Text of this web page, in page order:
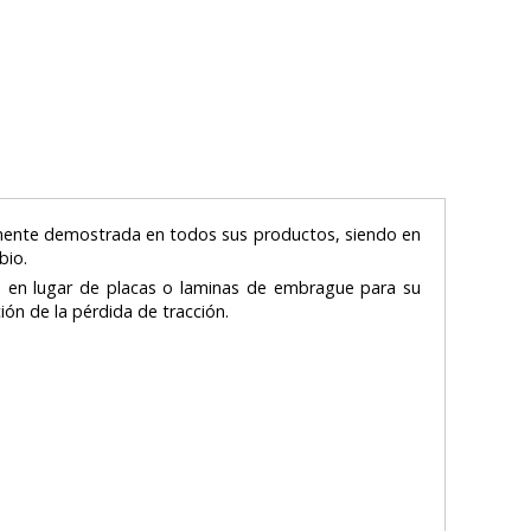
demostrada en todos sus productos, siendo en
lugar de placas o laminas de embrague para su
de la pérdida de tracción.